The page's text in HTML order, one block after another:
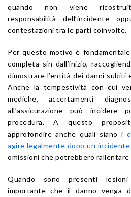
quando non viene
responsabilità dell’incidente
contestazioni tra le parti coinvolte.
Per questo motivo è
completa sin dall’inizio,
dimostrare l’entità dei danni subiti
Anche la tempestività con cui
mediche, accertamenti
all’assicurazione può incidere
procedura. A questo
approfondire anche quali siano i
agire legalmente dopo un
omissioni che potrebbero
Quando sono presenti
importante che il danno venga